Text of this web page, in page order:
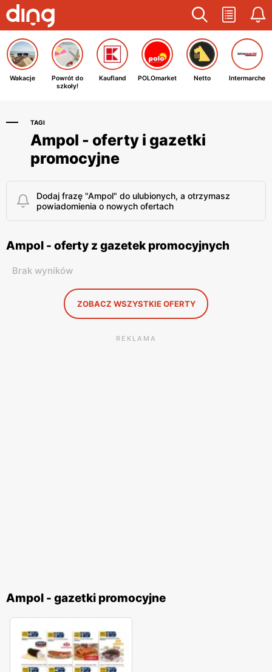
Wakacje
Powrót do
szkoły!
Kaufland POLOmarket Netto Intermarche
TAGI
Ampol - oferty i gazetki
promocyjne
Dodaj frazę "Ampol" do ulubionych, a otrzymasz
powiadomienia o nowych ofertach
Ampol - oferty z gazetek promocyjnych
Brak wyników
ZOBACZ WSZYSTKIE OFERTY
REKLAMA
Ampol - gazetki promocyjne